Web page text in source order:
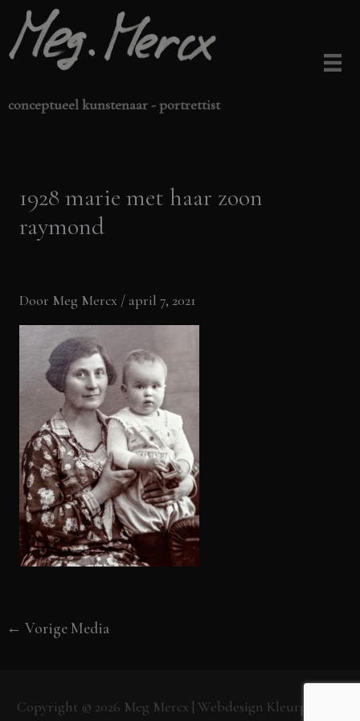
naar
de
conceptueel kunstenaar - portrettist
1928 marie met haar zoon
raymond
Door Meg Mercx / april 7, 2021
← Vorige Media
Copyright © 2026 Meg Mercx | Webdesign Kleurpunt.nl